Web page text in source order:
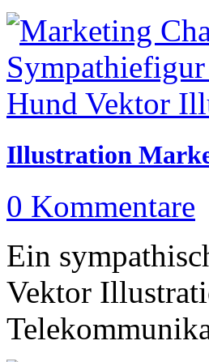
Illustration
0 Kommentare
Ein
Vektor